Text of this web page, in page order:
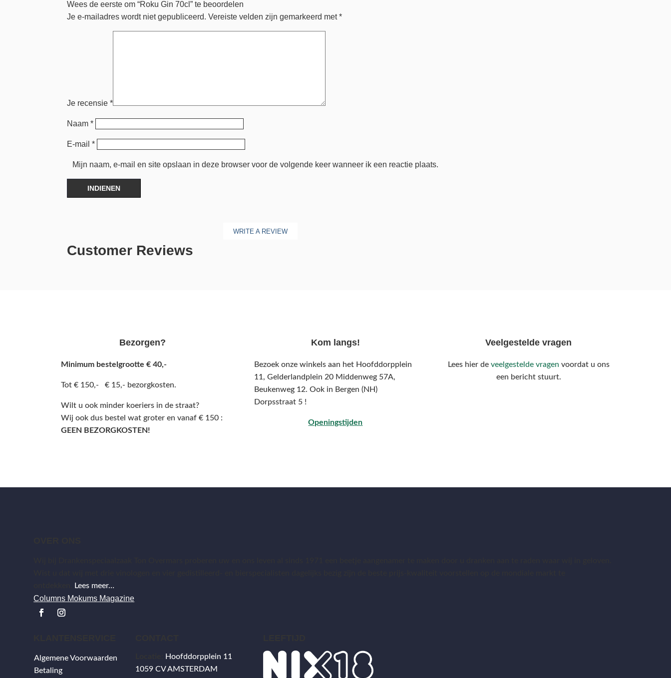
Wees de eerste om “Roku Gin 70cl” te beoordelen
Je e-mailadres wordt niet gepubliceerd. Vereiste velden zijn gemarkeerd met*
Je recensie*
Naam*
E-mail*
Mijn naam, e-mail en site opslaan in deze browser voor de volgende keer wanneer ik een reactie plaats.
INDIENEN
Customer Reviews
WRITE A REVIEW
Bezorgen?
Minimum bestelgrootte € 40,-
Tot € 150,- € 15,- bezorgkosten.
Wilt u ook minder koeriers in de straat?
Wij ook dus bestel wat groter en vanaf € 150 :
GEEN BEZORGKOSTEN!
Kom langs!
Bezoek onze winkels aan het Hoofddorpplein
11, Gelderlandplein 20 Middenweg 57A,
Beukenweg 12. Ook in Bergen (NH)
Dorpsstraat 5 !
Openingstijden
Veelgestelde vragen
Lees hier de veelgestelde vragen voordat u ons
een bericht stuurt.
Lees meer…
Columns Mokums Magazine
Algemene Voorwaarden
Betaling
Hoofddorpplein 11
1059 CV AMSTERDAM